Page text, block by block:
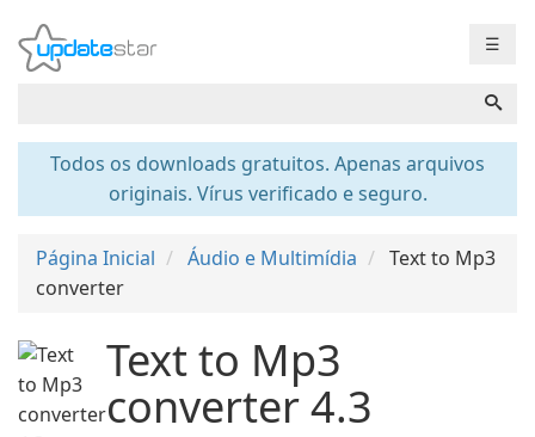
☰
Todos os downloads gratuitos. Apenas arquivos
originais. Vírus verificado e seguro.
Página Inicial Áudio e Multimídia
Text to Mp3
converter
Text to Mp3
converter 4.3